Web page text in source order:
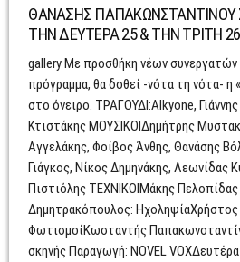
ΘΑΝΑΣΗΣ ΠΑΠΑΚΩΝΣΤΑΝΤΙΝΟΥ
ΤΗΝ ΔΕΥΤΕΡΑ 25 & ΤΗΝ ΤΡΙΤΗ
gallery Με προσθήκη νέων συνεργατών
πρόγραμμα, θα δοθεί -νότα τη νότα- η
στο όνειρο. ΤΡΑΓΟΥΔΙ:Alkyone,
Κτιστάκης ΜΟΥΣΙΚΟΙΔημήτρης
Αγγελάκης, Φοίβος Άνθης, Θανάσης
Γιάγκος, Νίκος Δημηνάκης, Λεωνίδας
Πιστιόλης ΤΕΧΝΙΚΟΙΜάκης
Δημητρακόπουλος: ΗχοληψίαΧρήστος
ΦωτισμοίΚωσταντής
σκηνής Παραγωγή: NOVEL VOXΔευτέρα